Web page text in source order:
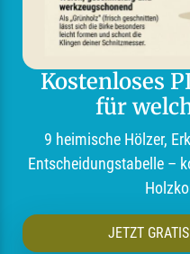
Kostenloses
für
9 heimische Hölzer,
Entscheidungstabelle –
JETZT